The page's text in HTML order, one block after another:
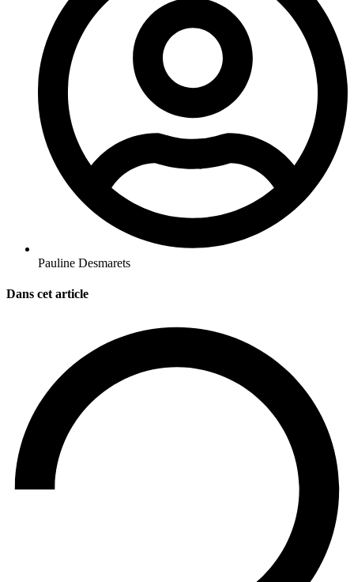
Pauline Desmarets
Dans cet article